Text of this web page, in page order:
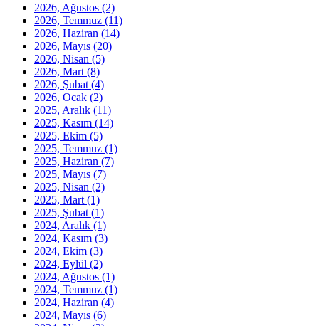
2026, Ağustos (2)
2026, Temmuz (11)
2026, Haziran (14)
2026, Mayıs (20)
2026, Nisan (5)
2026, Mart (8)
2026, Şubat (4)
2026, Ocak (2)
2025, Aralık (11)
2025, Kasım (14)
2025, Ekim (5)
2025, Temmuz (1)
2025, Haziran (7)
2025, Mayıs (7)
2025, Nisan (2)
2025, Mart (1)
2025, Şubat (1)
2024, Aralık (1)
2024, Kasım (3)
2024, Ekim (3)
2024, Eylül (2)
2024, Ağustos (1)
2024, Temmuz (1)
2024, Haziran (4)
2024, Mayıs (6)